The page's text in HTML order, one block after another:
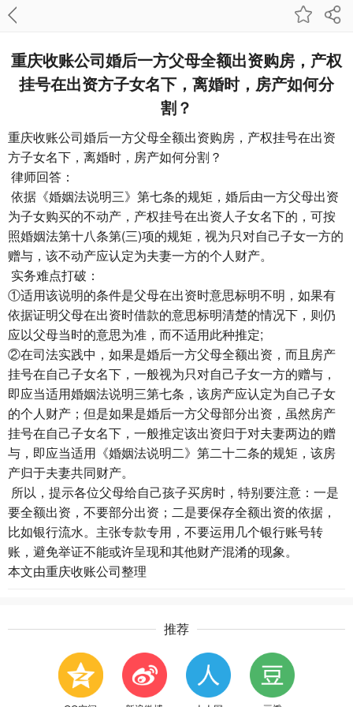
重庆收账公司​婚后一方父母全额出资购房，产权
挂号在出资方子女名下，离婚时，房产如何分
割？
重庆收账公司婚后一方父母全额出资购房，产权挂号在出资
方子女名下，离婚时，房产如何分割？
律师回答：
依据《婚姻法说明三》第七条的规矩，婚后由一方父母出资
为子女购买的不动产，产权挂号在出资人子女名下的，可按
照婚姻法第十八条第(三)项的规矩，视为只对自己子女一方的
赠与，该不动产应认定为夫妻一方的个人财产。
实务难点打破：
①适用该说明的条件是父母在出资时意思标明不明，如果有
依据证明父母在出资时借款的意思标明清楚的情况下，则仍
应以父母当时的意思为准，而不适用此种推定;
②在司法实践中，如果是婚后一方父母全额出资，而且房产
挂号在自己子女名下，一般视为只对自己子女一方的赠与，
即应当适用婚姻法说明三第七条，该房产应认定为自己子女
的个人财产；但是如果是婚后一方父母部分出资，虽然房产
挂号在自己子女名下，一般推定该出资归于对夫妻两边的赠
与，即应当适用《婚姻法说明二》第二十二条的规矩，该房
产归于夫妻共同财产。
所以，提示各位父母给自己孩子买房时，特别要注意：一是
要全额出资，不要部分出资；二是要保存全额出资的依据，
比如银行流水。主张专款专用，不要运用几个银行账号转
账，避免举证不能或许呈现和其他财产混淆的现象。
本文由重庆收账公司整理
推荐